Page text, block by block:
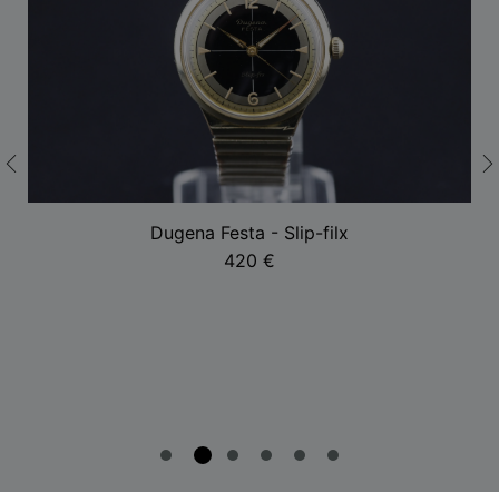
Dugena Festa - Slip-filx
420 €